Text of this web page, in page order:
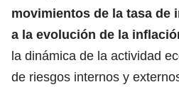
movimientos de la tasa de
a la evolución de la
la dinámica de la actividad
de riesgos internos y